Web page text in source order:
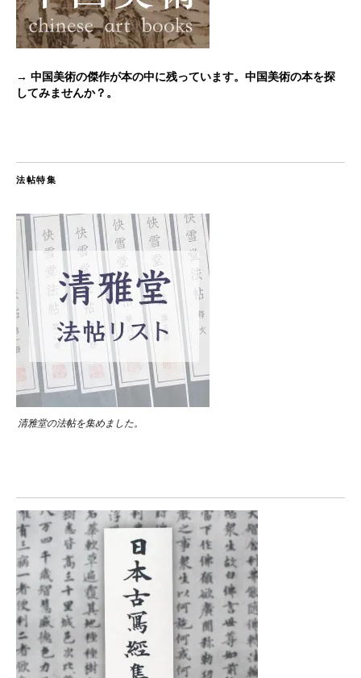
→ 中国美術の傑作が本の中に残っています。中国美術の本を探
してみませんか？。
法帖特集
清雅堂の法帖を集めました。